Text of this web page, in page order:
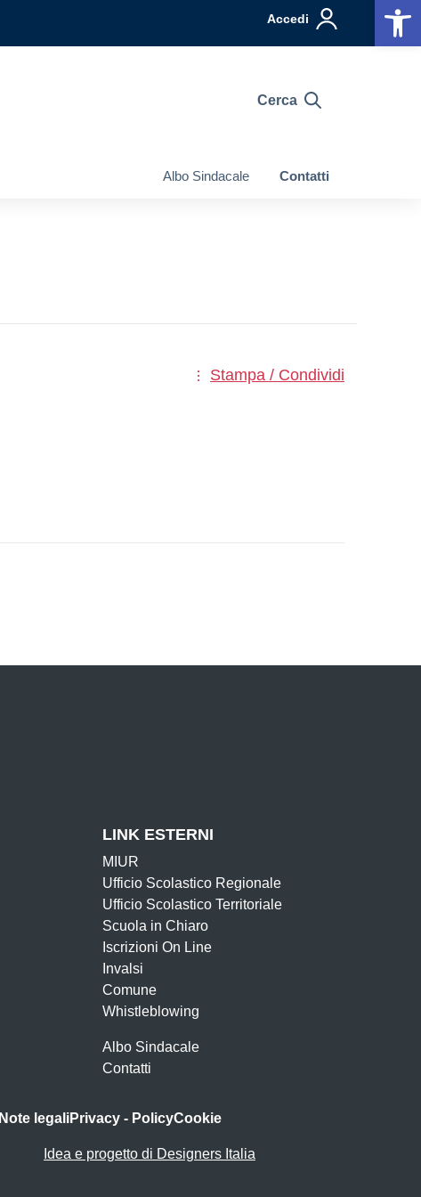
Accedi
Cerca
Albo Sindacale Contatti
Stampa / Condividi
LINK ESTERNI
MIUR
Ufficio Scolastico Regionale
Ufficio Scolastico Territoriale
Scuola in Chiaro
Iscrizioni On Line
Invalsi
Comune
Whistleblowing
Albo Sindacale
Contatti
Note legaliPrivacy - PolicyCookie
Idea e progetto di Designers Italia